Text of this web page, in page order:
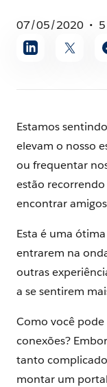
07/05/2020
Compartilhar
artigo
Estamos
elevam o nosso
ou frequentar
estão
encontrar
Esta é uma
entrarem na
outras
a se sentirem
Como você
conexões?
tanto
montar um